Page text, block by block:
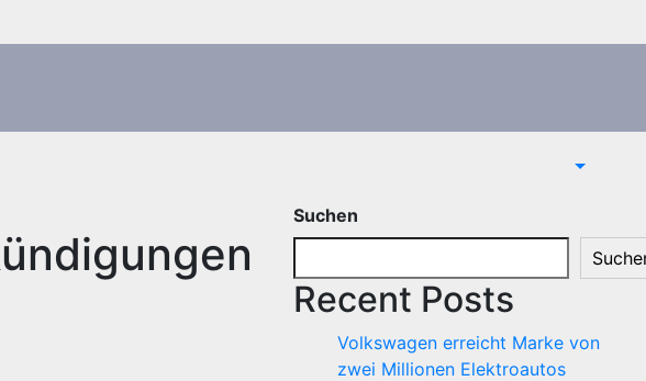
Suchen
Recent Posts
Volkswagen erreicht Marke von
zwei Millionen Elektroautos